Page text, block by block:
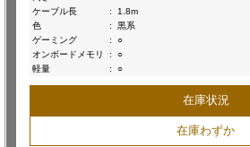
ケーブル長
:
1.8m
色
:
黒系
ゲーミング
:
○
オンボードメモリ
:
○
軽量
: ○
在庫状況
在庫わずか